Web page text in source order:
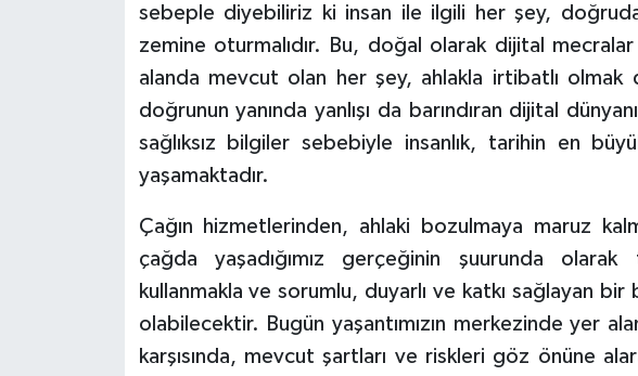
sebeple diyebiliriz ki insan ile ilgili her şey,
zemine oturmalıdır. Bu, doğal olarak dijital
alanda mevcut olan her şey, ahlakla irtibatlı olmak
doğrunun yanında yanlışı da barındıran dijital
sağlıksız bilgiler sebebiyle insanlık, tarihin en
yaşamaktadır.
Çağın hizmetlerinden, ahlaki bozulmaya maruz
çağda yaşadığımız gerçeğinin şuurunda
kullanmakla ve sorumlu, duyarlı ve katkı sağlayan bir
olabilecektir. Bugün yaşantımızın merkezinde yer
karşısında, mevcut şartları ve riskleri göz önüne
Kilis Müftülüğü
Kırıkkale Müftülüğü
Kırklareli Müftülüğü
Kocaeli Müftülüğü
Konya Müftülüğü